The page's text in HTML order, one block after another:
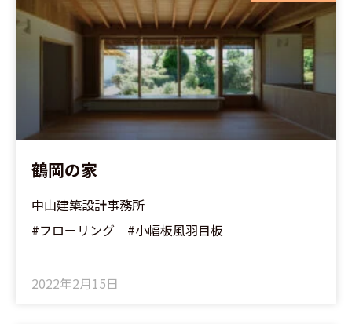
鶴岡の家
中山建築設計事務所
#フローリング #小幅板風羽目板
2022年2月15日